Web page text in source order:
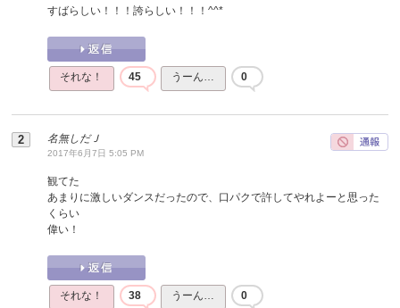
すばらしい！！！誇らしい！！！^^*
それな！ 45 うーん… 0
名無しだＪ
2017年6月7日 5:05 PM
観てた
あまりに激しいダンスだったので、口パクで許してやれよーと思った
くらい
偉い！
それな！ 38 うーん… 0